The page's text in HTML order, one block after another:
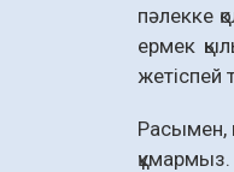
пәлекке
ермек
жетіспей
Расымен,